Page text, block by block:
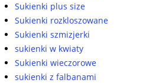
Sukienki plus size
Sukienki rozkloszowane
Sukienki szmizjerki
sukienki w kwiaty
Sukienki wieczorowe
sukienki z falbanami